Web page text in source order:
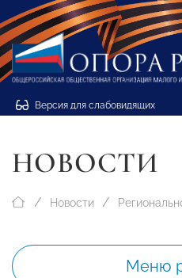
Версия для слабовидящих
НОВОСТИ
Новости
Меню